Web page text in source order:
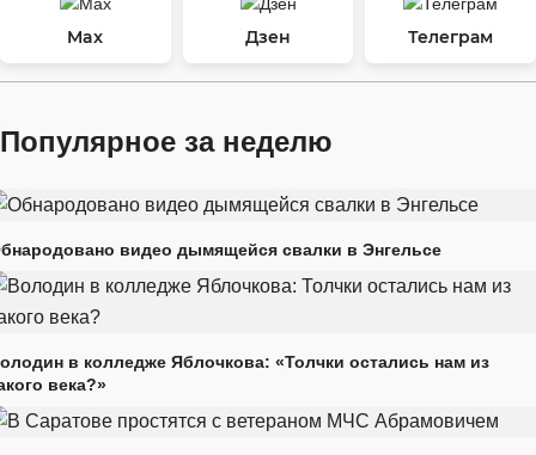
Max Дзен Телеграм
Популярное за неделю
видео дымящейся свалки в Энгельсе
в колледже Яблочкова: «Толчки остались нам из
века?»